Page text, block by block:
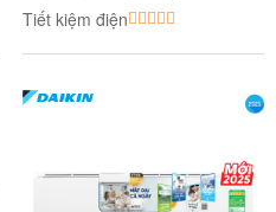
Tiết kiệm điện